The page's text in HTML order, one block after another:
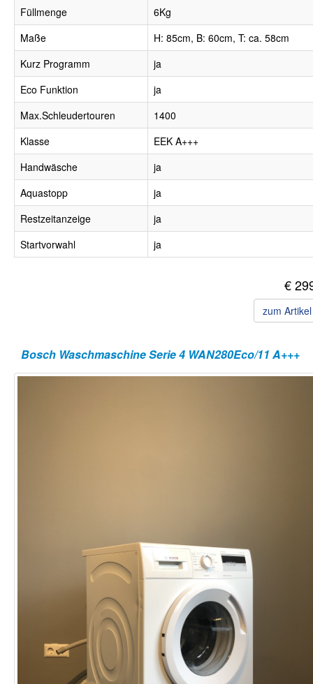
Füllmenge
6Kg
Maße
H: 85cm, B: 60cm, T: ca. 58cm
Kurz Programm
ja
Eco Funktion
ja
Max.Schleudertouren
1400
Klasse
EEK A+++
Handwäsche
ja
Aquastopp
ja
Restzeitanzeige
ja
Startvorwahl
ja
€
zum
Bosch Waschmaschine Serie 4 WAN280Eco/11 A+++